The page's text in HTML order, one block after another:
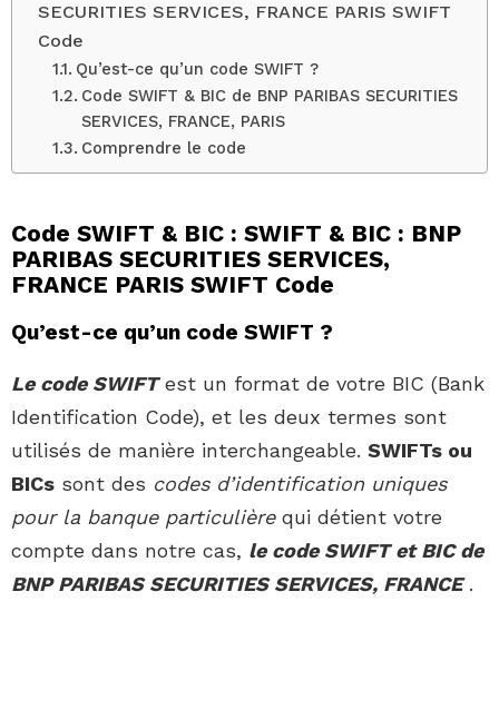
SECURITIES SERVICES, FRANCE PARIS SWIFT
Code
Qu’est-ce qu’un code SWIFT ?
Code SWIFT & BIC de BNP PARIBAS SECURITIES
SERVICES, FRANCE, PARIS
Comprendre le code
Code SWIFT & BIC : SWIFT & BIC : BNP
PARIBAS SECURITIES SERVICES,
FRANCE PARIS SWIFT Code
Qu’est-ce qu’un code SWIFT ?
Le code SWIFTest un format de votre BIC (Bank
Identification Code), et les deux termes sont
utilisés de manière interchangeable. SWIFTs ou
BICs sont des codes d’identification uniques
pour la banque particulière qui détient votre
compte dans notre cas, le code SWIFT et BIC de
BNP PARIBAS SECURITIES SERVICES, FRANCE.